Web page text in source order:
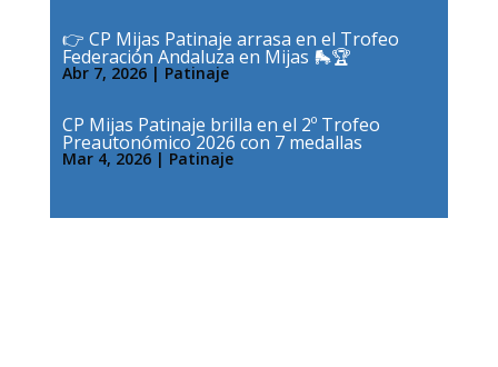
👉 CP Mijas Patinaje arrasa en el Trofeo
Federación Andaluza en Mijas 🛼🏆
Abr 7, 2026| Patinaje
CP Mijas Patinaje brilla en el 2º Trofeo
Preautonómico 2026 con 7 medallas
Mar 4, 2026| Patinaje